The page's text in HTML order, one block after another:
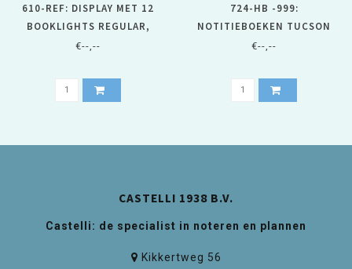
610-REF: DISPLAY MET 12
BOOKLIGHTS REGULAR,
BE=1
€--,--
724-HB -999:
NOTITIEBOEKEN TUCSON
DROP, BE=5 EX.
€--,--
CASTELLI 1938 B.V.
Castelli: de specialist in noteren en plannen
Kikkertweg 56